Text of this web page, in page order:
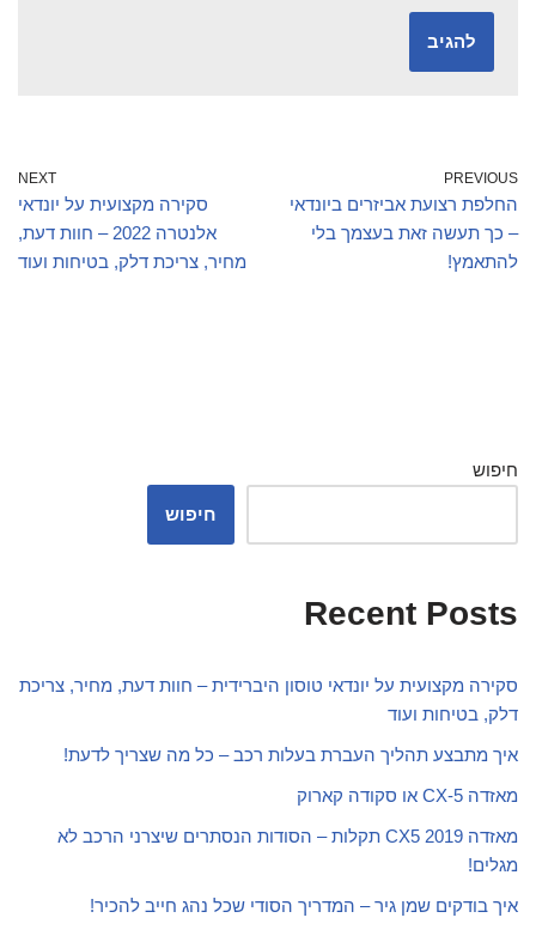
PREVIOUS
החלפת רצועת אביזרים ביונדאי
– כך תעשה זאת בעצמך בלי
להתאמץ!
NEXT
סקירה מקצועית על יונדאי
אלנטרה 2022 – חוות דעת,
מחיר, צריכת דלק, בטיחות ועוד
חיפוש
חיפוש
Recent Posts
סקירה מקצועית על יונדאי טוסון היברידית – חוות דעת, מחיר, צריכת
דלק, בטיחות ועוד
איך מתבצע תהליך העברת בעלות רכב – כל מה שצריך לדעת!
מאזדה CX-5 או סקודה קארוק
מאזדה CX5 2019 תקלות – הסודות הנסתרים שיצרני הרכב לא
מגלים!
איך בודקים שמן גיר – המדריך הסודי שכל נהג חייב להכיר!